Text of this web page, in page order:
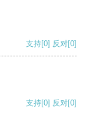
支持[0] 反对[0]
支持[0] 反对[0]